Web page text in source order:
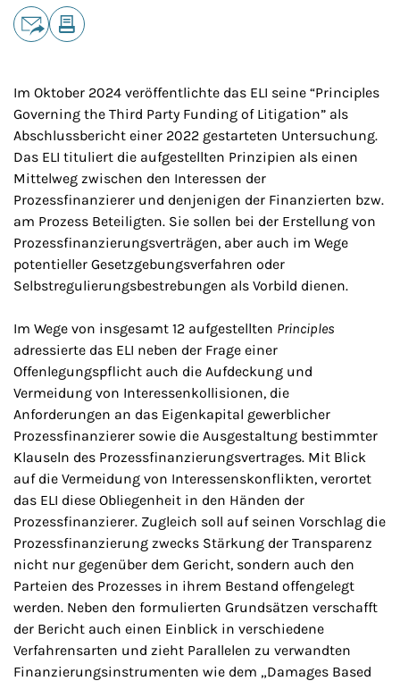
Teilen
Im Oktober 2024 veröffentlichte das ELI seine “Principles
Governing the Third Party Funding of Litigation” als
Abschlussbericht einer 2022 gestarteten Untersuchung.
Das ELI tituliert die aufgestellten Prinzipien als einen
Mittelweg zwischen den Interessen der
Prozessfinanzierer und denjenigen der Finanzierten bzw.
am Prozess Beteiligten. Sie sollen bei der Erstellung von
Prozessfinanzierungsverträgen, aber auch im Wege
potentieller Gesetzgebungsverfahren oder
Selbstregulierungsbestrebungen als Vorbild dienen.
Im Wege von insgesamt 12 aufgestellten Principles
adressierte das ELI neben der Frage einer
Offenlegungspflicht auch die Aufdeckung und
Vermeidung von Interessenkollisionen, die
Anforderungen an das Eigenkapital gewerblicher
Prozessfinanzierer sowie die Ausgestaltung bestimmter
Klauseln des Prozessfinanzierungsvertrages. Mit Blick
auf die Vermeidung von Interessenskonflikten, verortet
das ELI diese Obliegenheit in den Händen der
Prozessfinanzierer. Zugleich soll auf seinen Vorschlag die
Prozessfinanzierung zwecks Stärkung der Transparenz
nicht nur gegenüber dem Gericht, sondern auch den
Parteien des Prozesses in ihrem Bestand offengelegt
werden. Neben den formulierten Grundsätzen verschafft
der Bericht auch einen Einblick in verschiedene
Verfahrensarten und zieht Parallelen zu verwandten
Finanzierungsinstrumenten wie dem „Damages Based